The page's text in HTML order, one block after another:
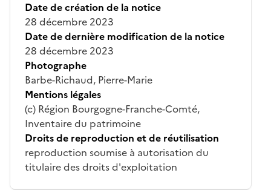
Date de création de la notice
28 décembre 2023
Date de dernière modification de la notice
28 décembre 2023
Photographe
Barbe-Richaud, Pierre-Marie
Mentions légales
(c) Région Bourgogne-Franche-Comté,
Inventaire du patrimoine
Droits de reproduction et de réutilisation
reproduction soumise à autorisation du
titulaire des droits d'exploitation